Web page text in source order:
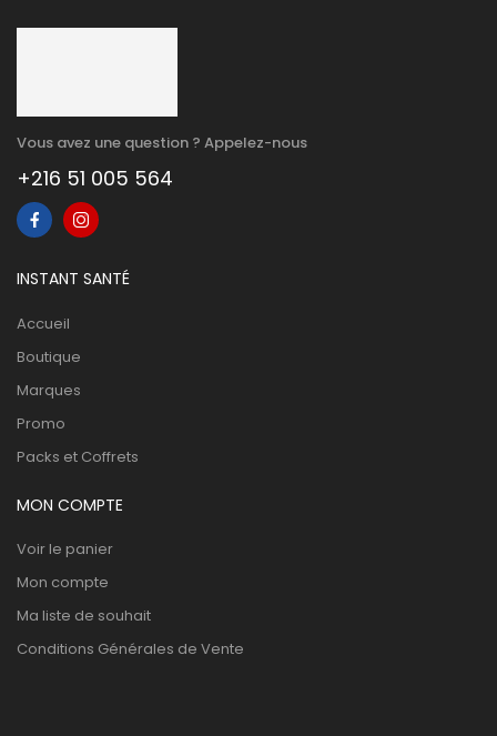
Vous avez une question ? Appelez-nous
+216 51 005 564
INSTANT SANTÉ
Accueil
Boutique
Marques
Promo
Packs et Coffrets
MON COMPTE
Voir le panier
Mon compte
Ma liste de souhait
Conditions Générales de Vente